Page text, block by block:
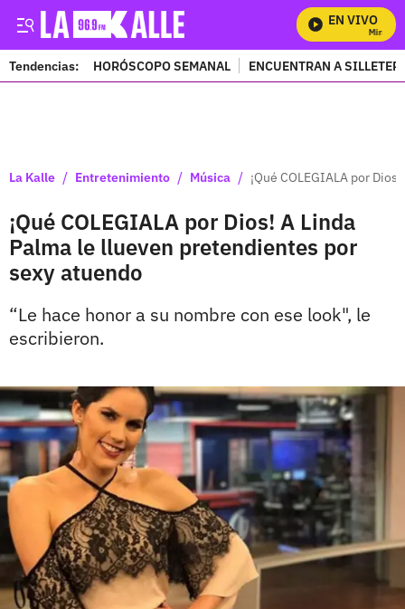
EN VIVO
Mira
Tendencias: HORÓSCOPO SEMANAL ENCUENTRAN A
La Kalle / Entretenimiento / Música / ¡Qué COLEGIALA por
¡Qué COLEGIALA por Dios! A Linda
Palma le llueven pretendientes por
sexy atuendo
“Le hace honor a su nombre con ese look", le
escribieron.